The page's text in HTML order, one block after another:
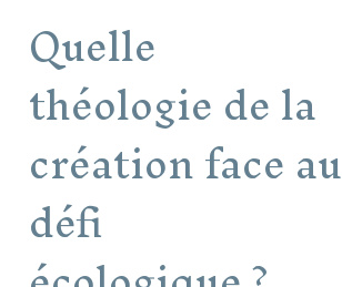
Quelle
théologie de la
création face au
défi